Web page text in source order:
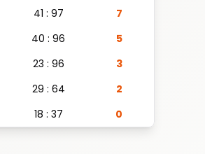
41 : 97
7
40 : 96
5
23 : 96
3
29 : 64
2
18 : 37 0